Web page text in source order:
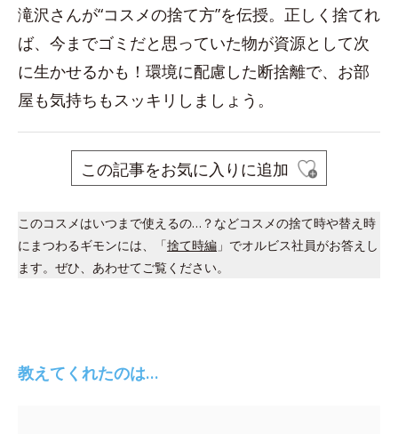
滝沢さんが“コスメの捨て方”を伝授。正しく捨てれ
ば、今までゴミだと思っていた物が資源として次
に生かせるかも！環境に配慮した断捨離で、お部
屋も気持ちもスッキリしましょう。
この記事をお気に入りに追加
このコスメはいつまで使えるの…？などコスメの捨て時や替え時
にまつわるギモンには、「捨て時編 」でオルビス社員がお答えし
ます。ぜひ、あわせてご覧ください。
教えてくれたのは…